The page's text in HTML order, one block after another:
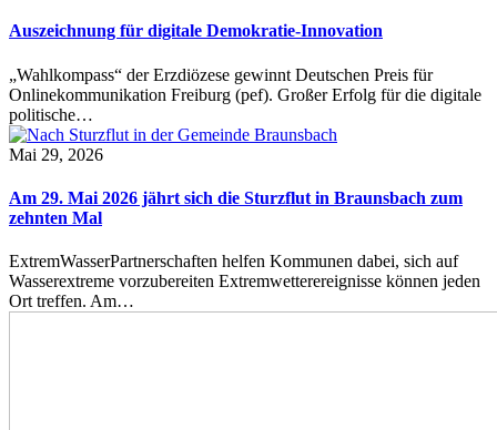
Auszeichnung für digitale Demokratie-Innovation
„Wahlkompass“ der Erzdiözese gewinnt Deutschen Preis für
Onlinekommunikation Freiburg (pef). Großer Erfolg für die digitale
politische…
Mai 29, 2026
Am 29. Mai 2026 jährt sich die Sturzflut in Braunsbach zum
zehnten Mal
ExtremWasserPartnerschaften helfen Kommunen dabei, sich auf
Wasserextreme vorzubereiten Extremwetterereignisse können jeden
Ort treffen. Am…